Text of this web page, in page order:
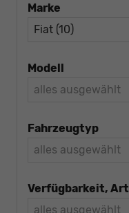
Marke
Fiat (10)
Modell
alles ausgewählt
Fahrzeugtyp
alles ausgewählt
Verfügbarkeit, Art
alles ausgewählt